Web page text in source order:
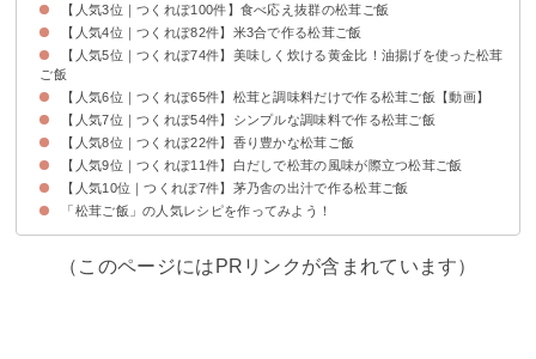
【人気3位｜つくれぽ100件】食べ応え抜群の松茸ご飯
【人気4位｜つくれぽ82件】米3合で作る松茸ご飯
【人気5位｜つくれぽ74件】美味しく炊ける黄金比！油揚げを使った松茸
ご飯
【人気6位｜つくれぽ65件】松茸と調味料だけで作る松茸ご飯【動画】
【人気7位｜つくれぽ54件】シンプルな調味料で作る松茸ご飯
【人気8位｜つくれぽ22件】香り豊かな松茸ご飯
【人気9位｜つくれぽ11件】白だしで松茸の風味が際立つ松茸ご飯
【人気10位｜つくれぽ7件】茅乃舎の出汁で作る松茸ご飯
「松茸ご飯」の人気レシピを作ってみよう！
（このページにはPRリンクが含まれています）